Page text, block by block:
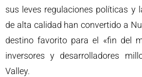
sus leves regulaciones políticas y
de alta calidad han convertido a
destino favorito para el «fin del
inversores y desarrolladores
Valley.